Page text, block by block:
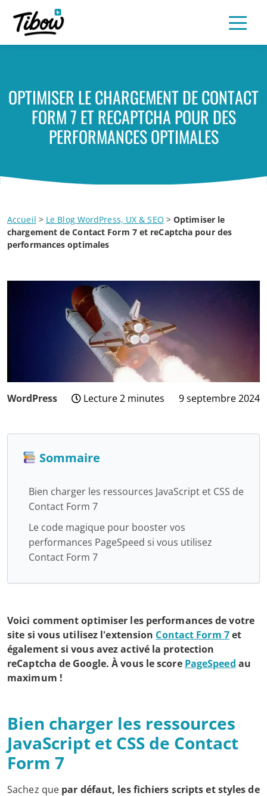
OPTIMISER LE CHARGEMENT DE CONTACT
FORM 7 ET RECAPTCHA POUR DES
PERFORMANCES OPTIMALES
Accueil > Le Blog WordPress, UX & SEO >Optimiser le
chargement de Contact Form 7 et reCaptcha pour des
performances optimales
WordPress Lecture 2 minutes 9 septembre 2024
27
2026
Sommaire
Bien charger les ressources JavaScript et CSS de
Contact Form 7
Le code magique pour booster vos
performances PageSpeed si vous utilisez
Contact Form 7
Voici comment optimiser les performances de votre
site si vous utilisez l'extension Contact Form 7et
également si vous avez activé la protection
reCaptcha de Google. À vous le score PageSpeed au
maximum !
Bien charger les ressources
JavaScript et CSS de Contact
Form 7
Sachez que par défaut, les fichiers scripts et styles de